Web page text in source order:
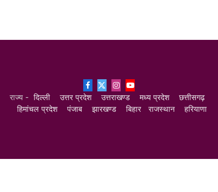
Facebook
X
(Twitter)
InstagramYouTube
राज्य -दिल्ली उत्तर प्रदेश उत्तराखण्ड मध्य प्रदेश
छत्तीसगढ़
हिमांचल प्रदेश
पंजाब झारखण्ड बिहार राजस्थान हरियाणा